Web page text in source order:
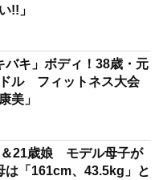
!!」
バキ」ボディ！38歳・元
ル フィットネス大会
美」
21歳娘 モデル母子が
「161cm、43.5kg」と